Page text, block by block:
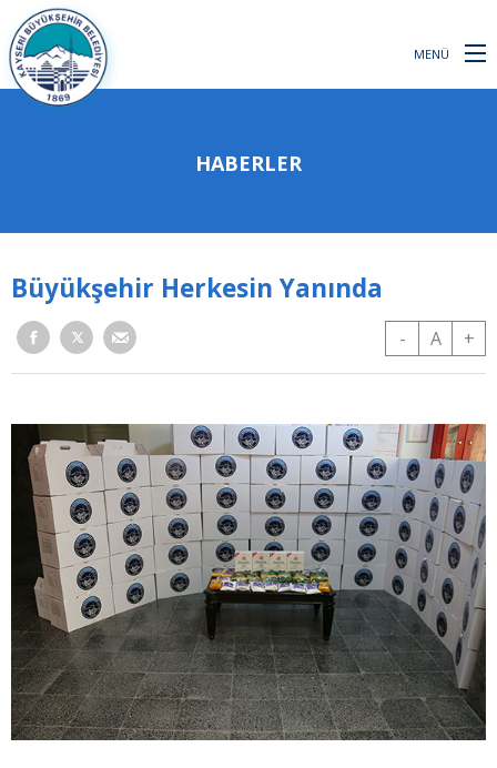
MENÜ
HABERLER
Büyükşehir Herkesin Yanında
- A +